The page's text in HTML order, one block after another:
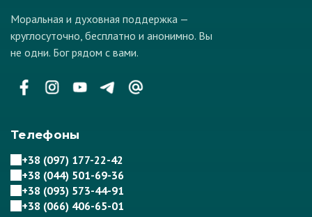
Моральная и духовная поддержка —
круглосуточно, бесплатно и анонимно. Вы
не одни. Бог рядом с вами.
Телефоны
+38 (097) 177-22-42
+38 (044) 501-69-36
+38 (093) 573-44-91
+38 (066) 406-65-01